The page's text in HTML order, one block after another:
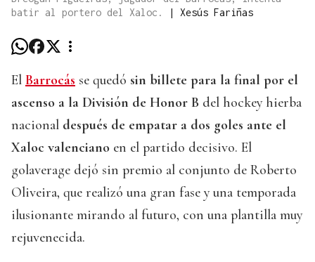
batir al portero del Xaloc.
| Xesús Fariñas
El Barrocás se quedó sin billete para la final por el
ascenso a la División de Honor B del hockey hierba
nacional después de empatar a dos goles ante el
Xaloc valenciano en el partido decisivo. El
golaverage dejó sin premio al conjunto de Roberto
Oliveira, que realizó una gran fase y una temporada
ilusionante mirando al futuro, con una plantilla muy
rejuvenecida.